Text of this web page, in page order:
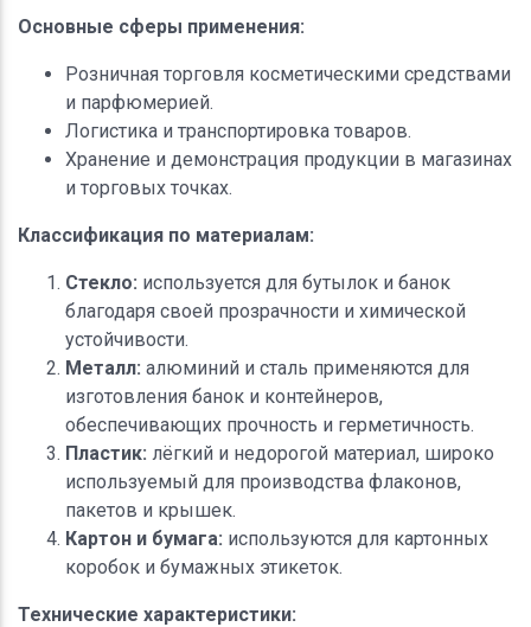
Основные сферы применения:
Розничная торговля косметическими средствами
и парфюмерией.
Логистика и транспортировка товаров.
Хранение и демонстрация продукции в магазинах
и торговых точках.
Классификация по материалам:
Стекло: используется для бутылок и банок
благодаря своей прозрачности и химической
устойчивости.
Металл: алюминий и сталь применяются для
изготовления банок и контейнеров,
обеспечивающих прочность и герметичность.
Пластик: лёгкий и недорогой материал, широко
используемый для производства флаконов,
пакетов и крышек.
Картон и бумага: используются для картонных
коробок и бумажных этикеток.
Технические характеристики: